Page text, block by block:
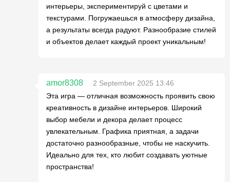
интерьеры, экспериментируй с цветами и
текстурами. Погружаешься в атмосферу дизайна,
а результаты всегда радуют. Разнообразие стилей
и объектов делает каждый проект уникальным!
amor8308
2 September 2025 13:46
Эта игра — отличная возможность проявить свою
креативность в дизайне интерьеров. Широкий
выбор мебели и декора делает процесс
увлекательным. Графика приятная, а задачи
достаточно разнообразные, чтобы не наскучить.
Идеально для тех, кто любит создавать уютные
пространства!